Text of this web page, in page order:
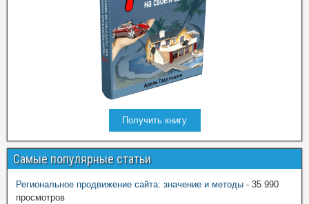
Получить книгу
Самые популярные статьи
Региональное продвижение сайта: значение и методы - 35 990
просмотров